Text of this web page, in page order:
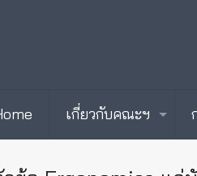
เกี่ยวกับคณะฯ